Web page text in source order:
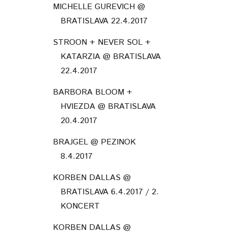
MICHELLE GUREVICH @
BRATISLAVA 22.4.2017
STROON + NEVER SOL +
KATARZIA @ BRATISLAVA
22.4.2017
BARBORA BLOOM +
HVIEZDA @ BRATISLAVA
20.4.2017
BRAJGEL @ PEZINOK
8.4.2017
KORBEN DALLAS @
BRATISLAVA 6.4.2017 / 2.
KONCERT
KORBEN DALLAS @